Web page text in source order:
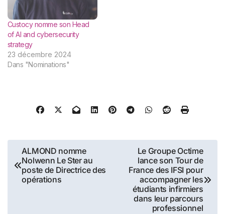
pour…
Custocy nomme son Head
of AI and cybersecurity
strategy
23 décembre 2024
Dans "Nominations"
Navigation
de
l’article
ALMOND nomme
Nolwenn Le Ster au
poste de Directrice des
opérations
Le Groupe Octime
lance son Tour de
France des IFSI pour
accompagner les
étudiants infirmiers
dans leur parcours
professionnel